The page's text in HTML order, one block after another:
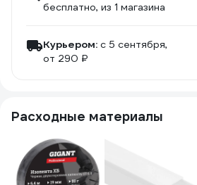
бесплатно, из 1 магазина
Курьером: c 5 сентября,
от 290 ₽
Расходные материалы